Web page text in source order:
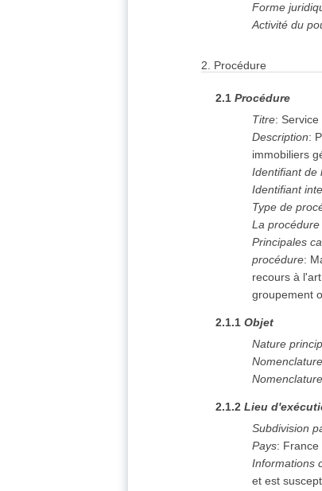
Forme
Activité du
2. Procédure
2.1Procédure
Titre:
Description:
immobiliers
Identifiant de
Identifiant
Type de
La
Principales
procédure:
recours à
groupement
2.1.1Objet
Nature
2.1.2Lieu
Subdivision
Pays: France
Informations
et est